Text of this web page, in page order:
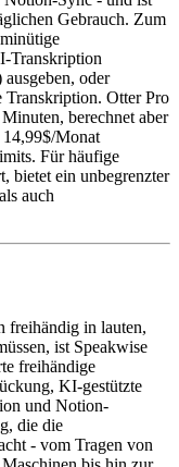
Gebrauch. Zum
Transkription
oder
Transkription. Otter Pro
berechnet aber
Monat
Für häufige
bietet ein unbegrenzter
auch
freihändig in lauten,
ist Speakwise
freihändige
KI-gestützte
und Notion-
die die
- vom Tragen von